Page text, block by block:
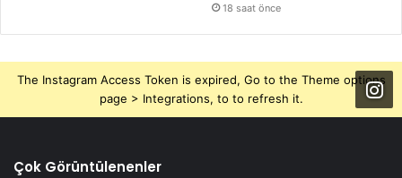
18 saat önce
The Instagram Access Token is expired, Go to the Theme options
page > Integrations, to to refresh it.
Çok Görüntülenenler